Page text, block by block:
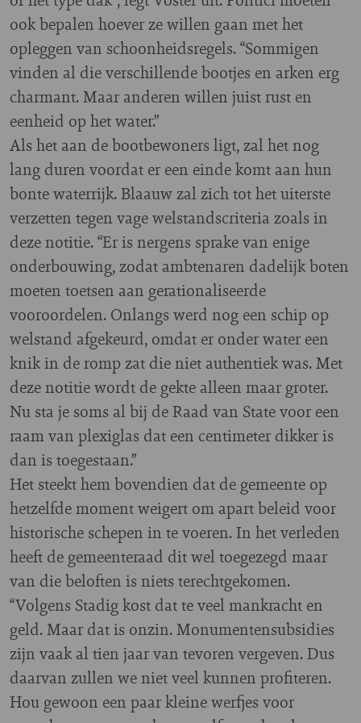
ook bepalen hoever ze willen gaan met het
opleggen van schoonheidsregels. “Sommigen
vinden al die verschillende bootjes en arken erg
charmant. Maar anderen willen juist rust en
eenheid op het water.”
Als het aan de bootbewoners ligt, zal het nog
lang duren voordat er een einde komt aan hun
bonte waterrijk. Blaauw zal zich tot het uiterste
verzetten tegen vage welstandscriteria zoals in
deze notitie. “Er is nergens sprake van enige
onderbouwing, zodat ambtenaren dadelijk boten
moeten toetsen aan gerationaliseerde
vooroordelen. Onlangs werd nog een schip op
welstand afgekeurd, omdat er onder water een
knik in de romp zat die niet authentiek was. Met
deze notitie wordt de gekte alleen maar groter.
Nu sta je soms al bij de Raad van State voor een
raam van plexiglas dat een centimeter dikker is
dan is toegestaan.”
Het steekt hem bovendien dat de gemeente op
hetzelfde moment weigert om apart beleid voor
historische schepen in te voeren. In het verleden
heeft de gemeenteraad dit wel toegezegd maar
van die beloften is niets terechtgekomen.
“Volgens Stadig kost dat te veel mankracht en
geld. Maar dat is onzin. Monumentensubsidies
zijn vaak al tien jaar van tevoren vergeven. Dus
daarvan zullen we niet veel kunnen profiteren.
Hou gewoon een paar kleine werfjes voor